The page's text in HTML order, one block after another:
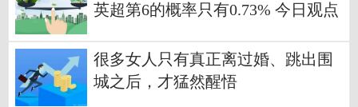
英超第6的概率只有0.73% 今日观点
很多女人只有真正离过婚、跳出围
城之后，才猛然醒悟